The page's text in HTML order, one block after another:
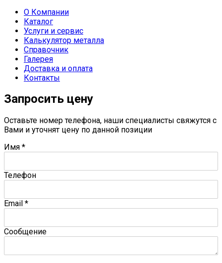
О Компании
Каталог
Услуги и сервис
Калькулятор металла
Справочник
Галерея
Доставка и оплата
Контакты
Запросить цену
Оставьте номер телефона, наши специалисты свяжутся с
Вами и уточнят цену по данной позиции
Имя *
Телефон
Email *
Сообщение